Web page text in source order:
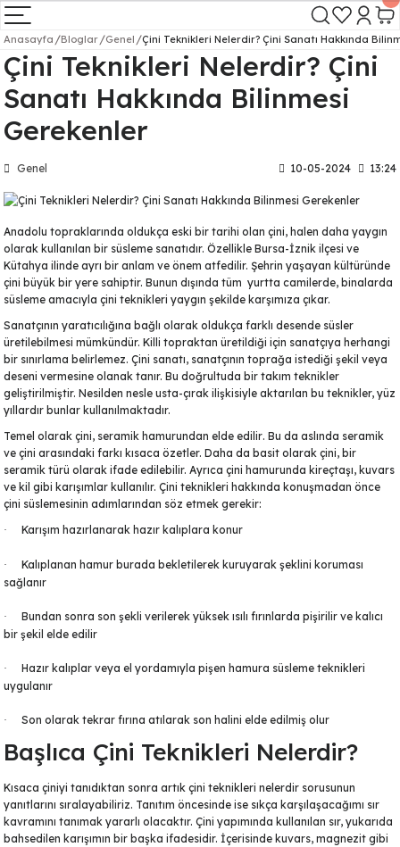
Ürünler Tabak Serisi
Çukur Tabak Serisi
Çukur Rölyefli Tabak Serisi
Lenger Tabak Serisi
Lenger Rölyefli Tabak Serisi
Saat Tabak Serisi
Damla Tabak Serisi
Kayık Tabak Serisi
Kahve - Çay Tabak Serisi
Ayaklı Tabak Serisi
Vazo Serisi
GENİŞ VAZO
GÖZYAŞI VAZO
RÖLYEF GÖZYAŞI VAZO
İNCİR VAZO
ARMUT VAZO
SİLİNDİR VAZO
HİTİT VAZO
ÇEŞM-İ BÜLBÜL VAZO
DİĞER VAZOLAR
Kase Serisi
V Kase Serisi
Kare Kase Serisi
Dörtgen Kase Serisi
Ayaklı Düz Kase Serisi
Ayaklı Fırfır Kase Serisi
Fırfır Kase Serisi
Gondol Kase Serisi
Üç Ayaklı Kase Serisi
Kavanoz Serisi
BAL KÜP KAVANOZ
DİĞER KAVANOZLAR
ÇEMBER KAVANOZ
AYAKLI KAVANOZ
DİK KAVANOZ
Saksı Serisi
Serisi
- Toz Boyalar
Hazır Çini - Seramik
1200°C (sıvı)
760-880 °C (toz pigment)
540-600 °C (toz pigment)
600-850°C (likit %8)
200 °C (sıvı)
850 °C (sıvı)
Sırları
Sırlar
Ürünler
Anasayfa Bloglar Genel Çini Teknikleri Nelerdir? Çini Sanatı Hakkında
Çini Teknikleri Nelerdir? Çini
Sanatı Hakkında Bilinmesi
Gerekenler
Genel 10-05-2024 13:24
Anadolu topraklarında oldukça eski bir tarihi olan çini, halen daha yaygın
olarak kullanılan bir süsleme sanatıdır. Özellikle Bursa-İznik ilçesi ve
Kütahya ilinde ayrı bir anlam ve önem atfedilir. Şehrin yaşayan kültüründe
çini büyük bir yere sahiptir. Bunun dışında tüm yurtta camilerde, binalarda
süsleme amacıyla çini teknikleri yaygın şekilde karşımıza çıkar.
Sanatçının yaratıcılığına bağlı olarak oldukça farklı desende süsler
üretilebilmesi mümkündür. Killi topraktan üretildiği için sanatçıya herhangi
bir sınırlama belirlemez. Çini sanatı, sanatçının toprağa istediği şekil veya
deseni vermesine olanak tanır. Bu doğrultuda bir takım teknikler
geliştirilmiştir. Nesilden nesle usta-çırak ilişkisiyle aktarılan bu teknikler, yüz
yıllardır bunlar kullanılmaktadır.
Temel olarak çini, seramik hamurundan elde edilir. Bu da aslında seramik
ve çini arasındaki farkı kısaca özetler. Daha da basit olarak çini, bir
seramik türü olarak ifade edilebilir. Ayrıca çini hamurunda kireçtaşı, kuvars
ve kil gibi karışımlar kullanılır. Çini teknikleri hakkında konuşmadan önce
çini süslemesinin adımlarından söz etmek gerekir:
· Karışım hazırlanarak hazır kalıplara konur
·
Kalıplanan hamur burada bekletilerek kuruyarak şeklini koruması
sağlanır
·
Bundan sonra son şekli verilerek yüksek ısılı fırınlarda pişirilir ve kalıcı
bir şekil elde edilir
· Hazır kalıplar veya el yordamıyla pişen hamura süsleme teknikleri
uygulanır
· Son olarak tekrar fırına atılarak son halini elde edilmiş olur
Başlıca Çini Teknikleri Nelerdir?
Kısaca çiniyi tanıdıktan sonra artık çini teknikleri nelerdir sorusunun
yanıtlarını sıralayabiliriz. Tanıtım öncesinde ise sıkça karşılaşacağımı sır
kavramını tanımak yararlı olacaktır. Çini yapımında kullanılan sır, yukarıda
bahsedilen karışımın bir başka ifadesidir. İçerisinde kuvars, magnezit gibi